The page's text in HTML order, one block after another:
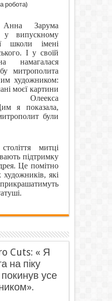
робота)
Зарума
у випускному
школи імені
І у своїй
намагалася
митрополита
художником:
моєї картини
Олеекса
я показала,
були
митці
підтримку
Це помітно
які
Cuts: « Я
на піку
усе